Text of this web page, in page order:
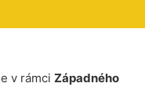
v rámci Západného